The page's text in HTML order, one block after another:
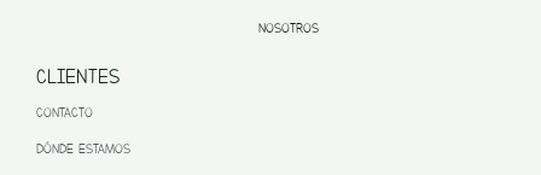
NOSOTROS
CLIENTES
CONTACTO
DÓNDE ESTAMOS